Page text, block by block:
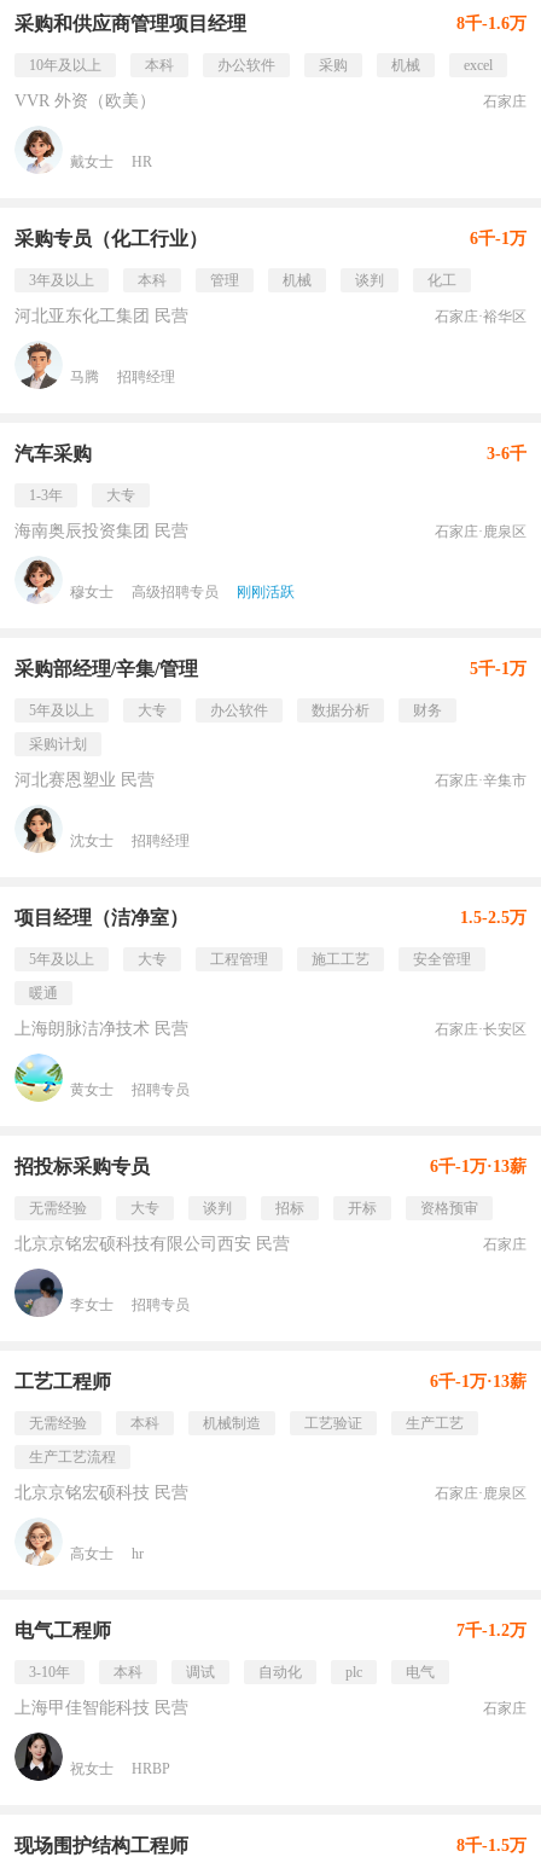
采购和供应商管理项目经理 8千-1.6万
10年及以上 本科 办公软件 采购 机械 excel
VVR 外资（欧美） 石家庄
戴女士 HR
采购专员（化工行业） 6千-1万
3年及以上 本科 管理 机械 谈判 化工
河北亚东化工集团 民营 石家庄·裕华区
马腾 招聘经理
汽车采购 3-6千
1-3年 大专
海南奥辰投资集团 民营 石家庄·鹿泉区
穆女士 高级招聘专员 刚刚活跃
采购部经理/辛集/管理 5千-1万
5年及以上 大专 办公软件 数据分析
财务
采购计划
河北赛恩塑业 民营 石家庄·辛集市
沈女士 招聘经理
项目经理（洁净室） 1.5-2.5万
5年及以上 大专 工程管理 施工工艺
安全管理
暖通
上海朗脉洁净技术 民营 石家庄·长安区
黄女士 招聘专员
招投标采购专员 6千-1万·13薪
无需经验 大专 谈判 招标 开标 资格预审
北京京铭宏硕科技有限公司西安 民营 石家庄
李女士 招聘专员
工艺工程师 6千-1万·13薪
无需经验 本科 机械制造 工艺验证
生产工艺
生产工艺流程
北京京铭宏硕科技 民营 石家庄·鹿泉区
高女士 hr
电气工程师 7千-1.2万
3-10年 本科 调试 自动化 plc 电气
上海甲佳智能科技 民营 石家庄
祝女士 HRBP
现场围护结构工程师 8千-1.5万